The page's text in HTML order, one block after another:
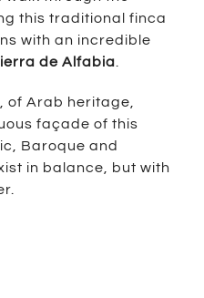
this traditional finca
with an incredible
de Alfabia.
of Arab heritage,
façade of this
Baroque and
in balance, but with